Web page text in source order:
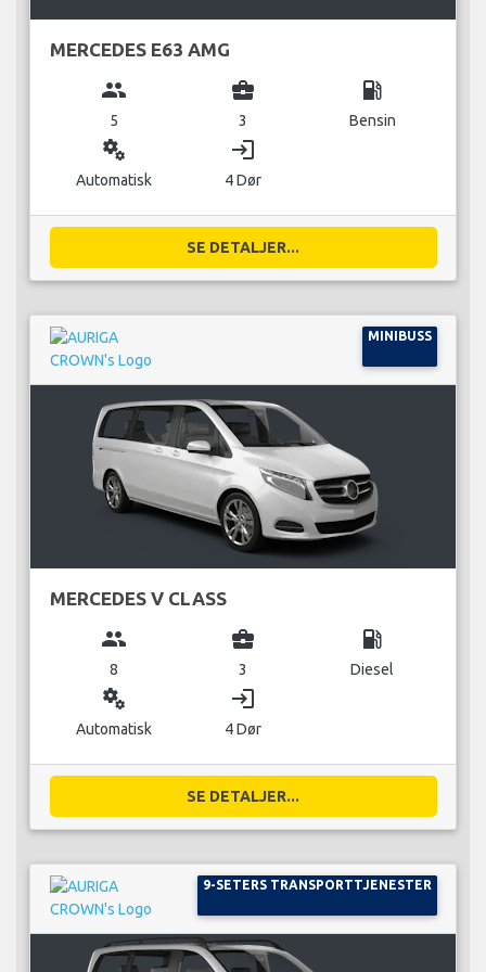
MERCEDES E63 AMG
group
5
business_center
3
local_gas_station
Bensin
miscellaneous_services
Automatisk
login
4 Dør
SE DETALJER...
MINIBUSS
MERCEDES V CLASS
group
8
business_center
3
local_gas_station
Diesel
miscellaneous_services
Automatisk
login
4 Dør
SE DETALJER...
9-SETERS TRANSPORTTJENESTER